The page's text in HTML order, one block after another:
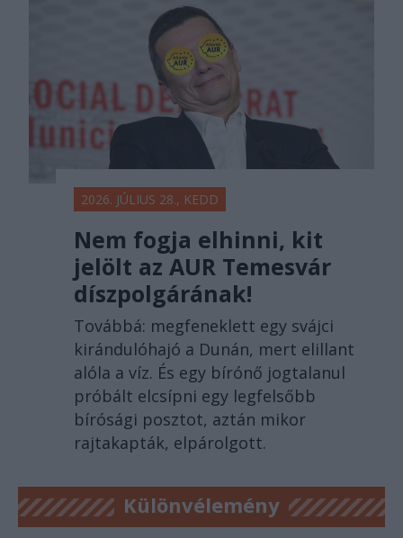
2026. JÚLIUS 28., KEDD
Nem fogja elhinni, kit
jelölt az AUR Temesvár
díszpolgárának!
Továbbá: megfeneklett egy svájci
kirándulóhajó a Dunán, mert elillant
alóla a víz. És egy bírónő jogtalanul
próbált elcsípni egy legfelsőbb
bírósági posztot, aztán mikor
rajtakapták, elpárolgott.
Különvélemény